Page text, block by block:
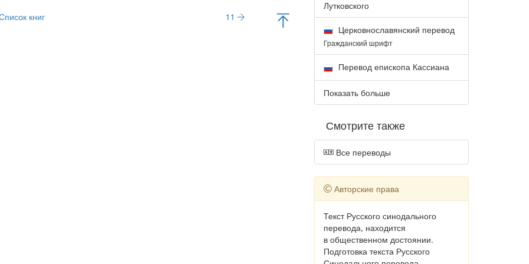
книг 11
Лутковского
Церковнославянский перевод
Гражданский шрифт
Перевод епископа Кассиана
Показать больше
Смотрите также
Все переводы
Авторские права
Текст Русского синодального
перевода, находится
в общественном достоянии.
Подготовка текста Русского